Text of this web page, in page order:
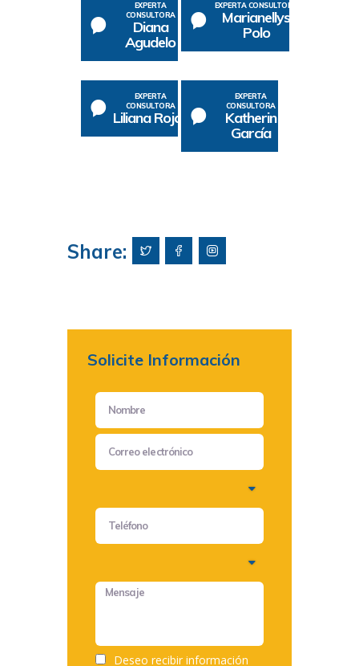
EXPERTA
CONSULTORA
Diana
Agudelo
EXPERTA CONSULTORA
Marianellys
Polo
EXPERTA
CONSULTORA
Liliana Rojas
EXPERTA
CONSULTORA
Katherin
García
Share:
Solicite Información
Deseo recibir información